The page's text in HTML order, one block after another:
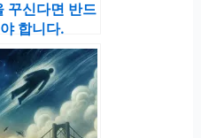
꾸신다면 반드
합니다.